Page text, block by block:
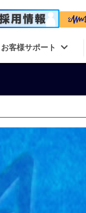
お客様サポート